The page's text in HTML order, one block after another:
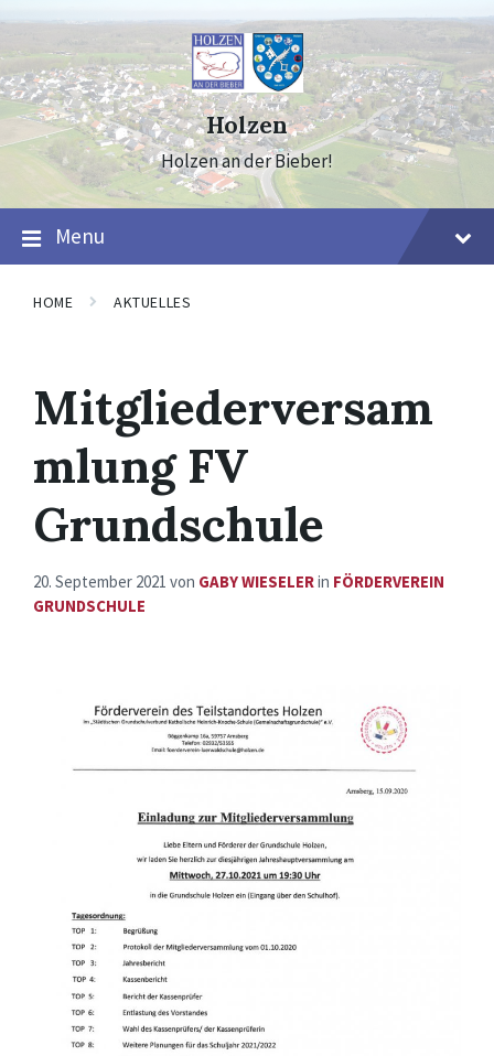
to
content
to
navigation
to
footer
Holzen
Holzen an der Bieber!
Menu
HOME AKTUELLES
Mitgliederversam
mlung FV
Grundschule
20. September 2021 von GABY WIESELERin FÖRDERVEREIN
GRUNDSCHULE